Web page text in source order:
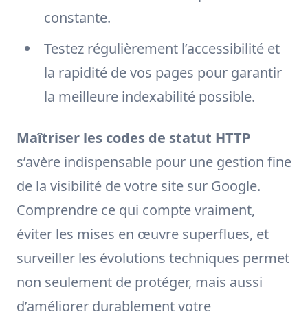
constante.
Testez régulièrement l’accessibilité et
la rapidité de vos pages pour garantir
la meilleure indexabilité possible.
Maîtriser les codes de statut HTTP
s’avère indispensable pour une gestion fine
de la visibilité de votre site sur Google.
Comprendre ce qui compte vraiment,
éviter les mises en œuvre superflues, et
surveiller les évolutions techniques permet
non seulement de protéger, mais aussi
d’améliorer durablement votre